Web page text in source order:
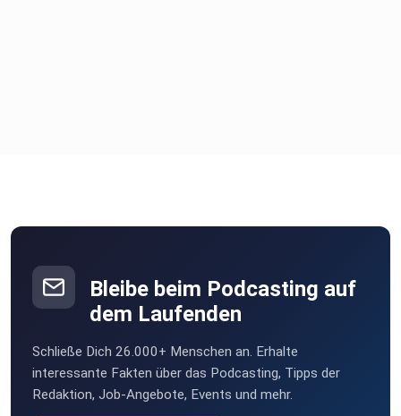
Bleibe beim Podcasting auf
dem Laufenden
Schließe Dich 26.000+ Menschen an. Erhalte
interessante Fakten über das Podcasting, Tipps der
Redaktion, Job-Angebote, Events und mehr.